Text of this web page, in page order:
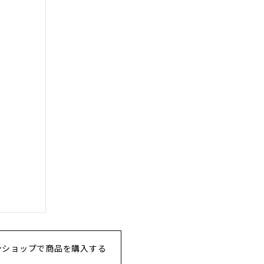
ョップで商品を購入する